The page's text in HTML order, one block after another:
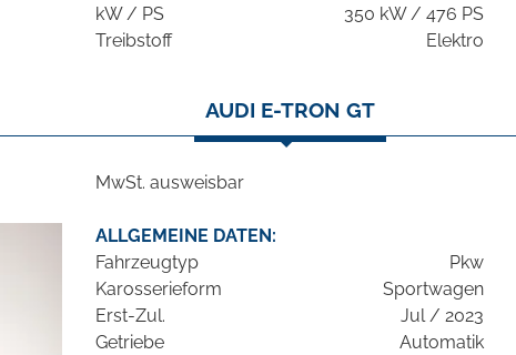
kW / PS
350 kW / 476 PS
Treibstoff
Elektro
AUDI E-TRON GT
MwSt. ausweisbar
ALLGEMEINE DATEN:
Fahrzeugtyp
Pkw
Karosserieform
Sportwagen
Erst-Zul.
Jul / 2023
Getriebe
Automatik